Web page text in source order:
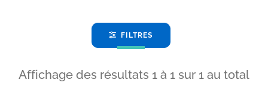
FILTRES
Affichage des résultats 1 à 1 sur 1 au total